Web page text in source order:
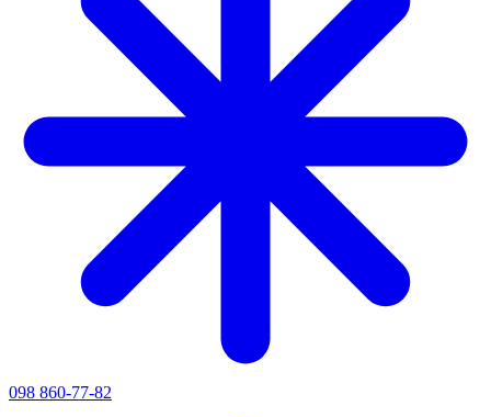
098 860-77-82